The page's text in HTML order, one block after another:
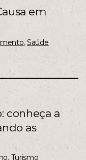
em
,Saúde
conheça a
as
, Turismo